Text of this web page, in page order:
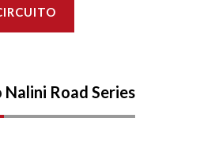
Nalini Road Series